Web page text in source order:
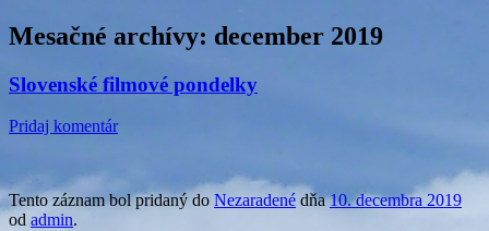
Mesačné archívy: december 2019
Slovenské filmové pondelky
Pridaj komentár
Tento záznam bol pridaný do Nezaradené dňa10. decembra 2019
od admin.